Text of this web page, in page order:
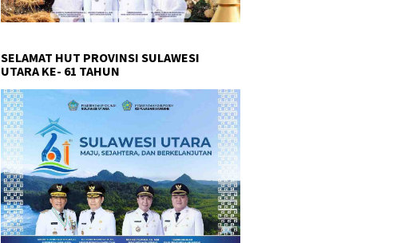
SELAMAT HUT PROVINSI SULAWESI
UTARA KE- 61 TAHUN